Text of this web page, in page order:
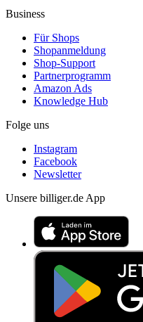
Business
Für Shops
Shopanmeldung
Shop-Support
Partnerprogramm
Amazon Ads
Knowledge Hub
Folge uns
Instagram
Facebook
Newsletter
Unsere billiger.de App